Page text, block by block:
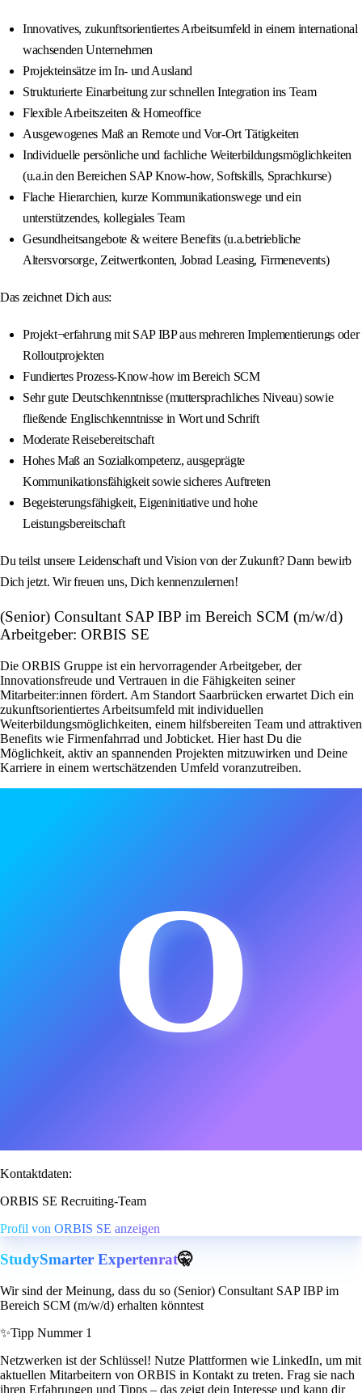
Innovatives, zukunftsorientiertes Arbeitsumfeld in einem international
wachsenden Unternehmen
Projekteinsätze im In- und Ausland
Strukturierte Einarbeitung zur schnellen Integration ins Team
Flexible Arbeitszeiten & Homeoffice
Ausgewogenes Maß an Remote und Vor-Ort Tätigkeiten
Individuelle persönliche und fachliche Weiterbildungsmöglichkeiten
(u.a.in den Bereichen SAP Know-how, Softskills, Sprachkurse)
Flache Hierarchien, kurze Kommunikationswege und ein
unterstützendes, kollegiales Team
Gesundheitsangebote & weitere Benefits (u.a.betriebliche
Altersvorsorge, Zeitwertkonten, Jobrad Leasing, Firmenevents)
Das zeichnet Dich aus:
Projekt¬erfahrung mit SAP IBP aus mehreren Implementierungs oder
Rolloutprojekten
Fundiertes Prozess-Know-how im Bereich SCM
Sehr gute Deutschkenntnisse (muttersprachliches Niveau) sowie
fließende Englischkenntnisse in Wort und Schrift
Moderate Reisebereitschaft
Hohes Maß an Sozialkompetenz, ausgeprägte
Kommunikationsfähigkeit sowie sicheres Auftreten
Begeisterungsfähigkeit, Eigeninitiative und hohe
Leistungsbereitschaft
Du teilst unsere Leidenschaft und Vision von der Zukunft? Dann bewirb
Dich jetzt. Wir freuen uns, Dich kennenzulernen!
(Senior) Consultant SAP IBP im Bereich SCM (m/w/d)
Arbeitgeber: ORBIS SE
Die ORBIS Gruppe ist ein hervorragender Arbeitgeber, der
Innovationsfreude und Vertrauen in die Fähigkeiten seiner
Mitarbeiter:innen fördert. Am Standort Saarbrücken erwartet Dich ein
zukunftsorientiertes Arbeitsumfeld mit individuellen
Weiterbildungsmöglichkeiten, einem hilfsbereiten Team und attraktiven
Benefits wie Firmenfahrrad und Jobticket. Hier hast Du die
Möglichkeit, aktiv an spannenden Projekten mitzuwirken und Deine
Karriere in einem wertschätzenden Umfeld voranzutreiben.
O
Kontaktdaten:
ORBIS SE Recruiting-Team
Profil von ORBIS SE anzeigen
StudySmarter Expertenrat🤫
Wir sind der Meinung, dass du so (Senior) Consultant SAP IBP im
Bereich SCM (m/w/d) erhalten könntest
✨Tipp Nummer 1
Netzwerken ist der Schlüssel! Nutze Plattformen wie LinkedIn, um mit
aktuellen Mitarbeitern von ORBIS in Kontakt zu treten. Frag sie nach
ihren Erfahrungen und Tipps – das zeigt dein Interesse und kann dir